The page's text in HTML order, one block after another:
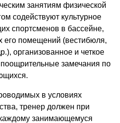
занятиям физической
содействуют культурное
спортсменов в бассейне,
его помещений (вестибюля,
организованное и четкое
замечания по
в условиях
тренер должен при
занимающемуся